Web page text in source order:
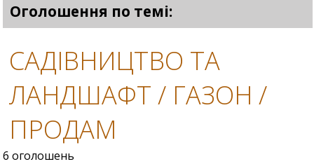
Оголошення по темі:
САДІВНИЦТВО ТА
ЛАНДШАФТ / ГАЗОН /
ПРОДАМ
6 оголошень